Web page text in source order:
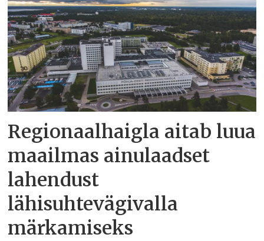
Regionaalhaigla aitab luua
maailmas ainulaadset
lahendust
lähisuhtevägivalla
märkamiseks